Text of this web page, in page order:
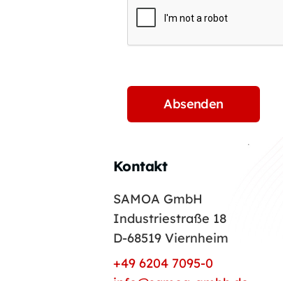
Kontakt
SAMOA GmbH
Industriestraße 18
D-68519 Viernheim
+49 6204 7095-0